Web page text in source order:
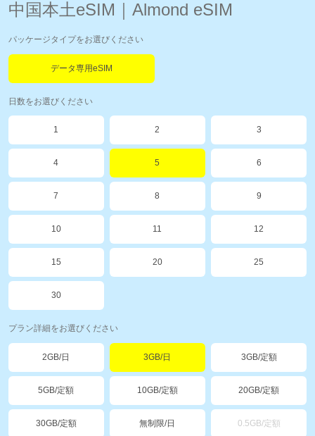
中国本土eSIM｜Almond eSIM
パッケージタイプをお選びください
データ専用eSIM
日数をお選びください
1 2 3
4 5 6
7 8 9
10 11 12
15 20 25
30
プラン詳細をお選びください
2GB/日 3GB/日 3GB/定額
5GB/定額 10GB/定額 20GB/定額
30GB/定額 無制限/日 0.5GB/定額